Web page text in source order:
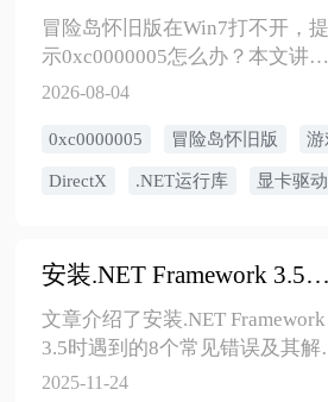
冒险岛怀旧版在Win7打不开，提
示0xc0000005怎么办？本文讲清
系统不兼容、DirectX/.NET运行
游戏文件损坏等原因，并给出安
全修复顺序。
2026-08-04
0xc0000005 冒险岛怀旧版 游
DirectX .NET运行库 显卡驱
安装.NET Framework 3.5错误代码的解决方法汇总
文章介绍了安装.NET Framework
3.5时遇到的8个常见错误及其解
方案,。
2025-11-24